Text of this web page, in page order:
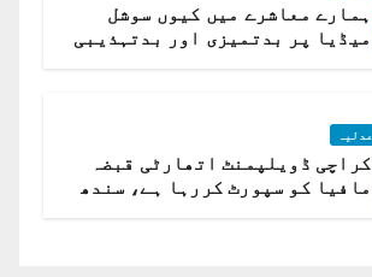
ہمارے معاشرے میں کیوں سوشل
میڈیا پر بدتمیزی اور بدتہذیبی
عدلیہ
کراچی ڈویلپمنٹ اتھارٹی قبضہ
مافیا کو سپورٹ کررہا ہے، سندھ